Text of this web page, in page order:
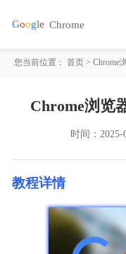
您当前位置：首页 > Chrome
Chrome浏览
时间： 2025-
教程详情